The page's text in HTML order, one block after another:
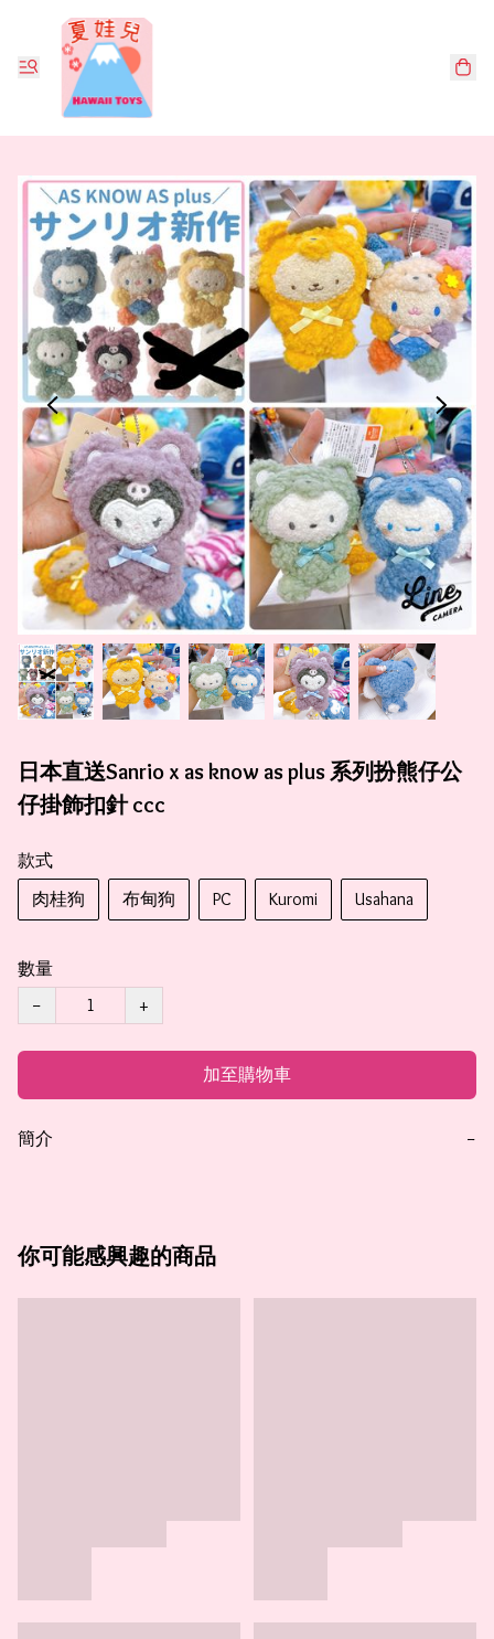
日本直送Sanrio x as know as plus 系列扮熊仔公
仔掛飾扣針 ccc
款式
肉桂狗
布甸狗 PC Kuromi Usahana
數量
−
+
加至購物車
簡介 −
你可能感興趣的商品